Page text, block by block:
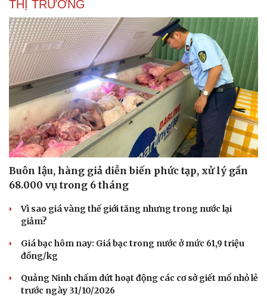
THỊ TRƯỜNG
Buôn lậu, hàng giả diễn biến phức tạp, xử lý gần
68.000 vụ trong 6 tháng
Vì sao giá vàng thế giới tăng nhưng trong nước lại
giảm?
Giá bạc hôm nay: Giá bạc trong nước ở mức 61,9 triệu
đồng/kg
Quảng Ninh chấm dứt hoạt động các cơ sở giết mổ nhỏ lẻ
trước ngày 31/10/2026